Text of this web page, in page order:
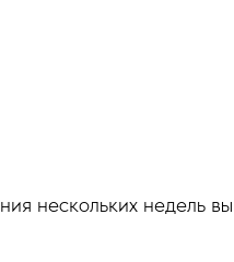
нескольких недель вы